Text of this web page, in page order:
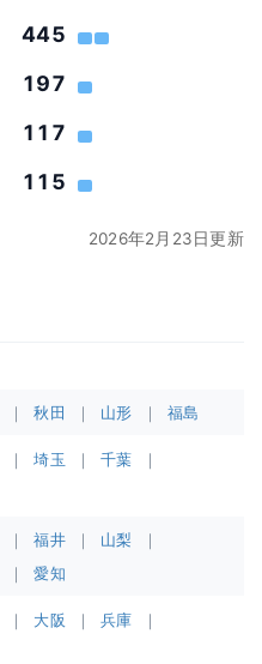
445
197
117
115
2026年2月23日更新
秋田 山形 福島
埼玉
千葉
福井
山梨
愛知
大阪
兵庫